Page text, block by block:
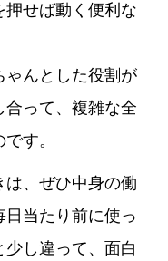
せば動く便利な
ゃんとした役割が
合って、複雑な全
す。
は、ぜひ中身の働
当たり前に使っ
し違って、面白